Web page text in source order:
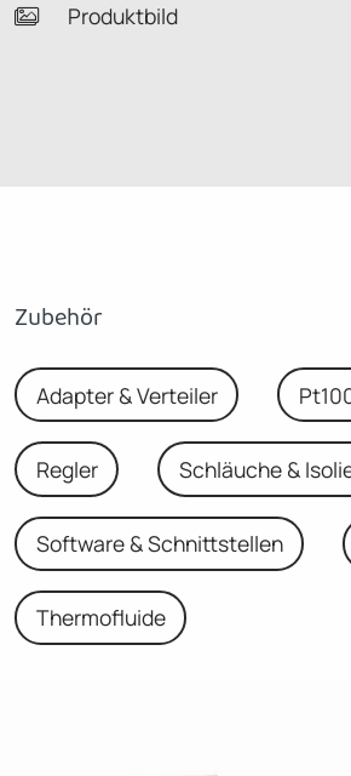
Produktbild
Zubehör
Adapter & Verteiler
Regler Schläuche &
Software & Schnittstellen
Thermofluide